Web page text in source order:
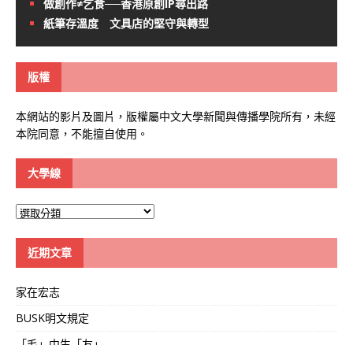
做創作≠乞食──香港原創IP尋出路
紙筆存溫度 文具店的堅守與轉型
版權
本網站的影片及圖片，版權屬中文大學新聞與傳播學院所有，未經
本院同意，不能擅自使用。
大學線
大
近期文章
家在宏志
BUSK明文規定